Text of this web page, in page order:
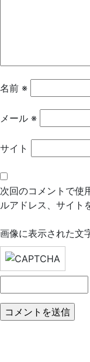
名前 ※
メール ※
サイト
次回のコメントで使
ルアドレス、サイト
画像に表示された文